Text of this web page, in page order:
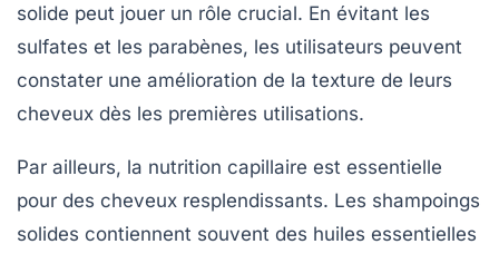
solide peut jouer un rôle crucial. En évitant les
sulfates et les parabènes, les utilisateurs peuvent
constater une amélioration de la texture de leurs
cheveux dès les premières utilisations.
Par ailleurs, la nutrition capillaire est essentielle
pour des cheveux resplendissants. Les shampoings
solides contiennent souvent des huiles essentielles